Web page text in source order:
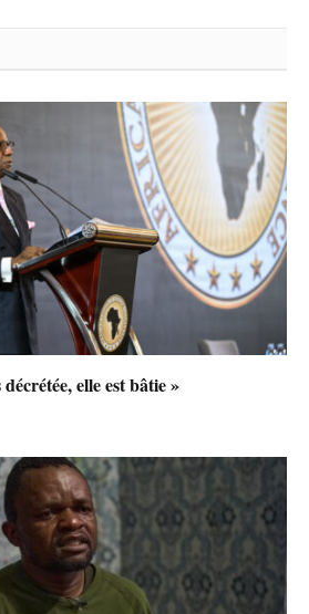
elle est bâtie »